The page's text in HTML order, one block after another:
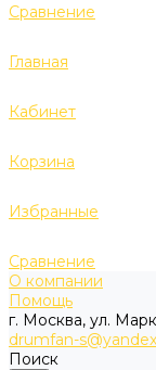
Сравнение
Главная
Кабинет
Корзина
Избранные
Сравнение
О компании
Помощь
г. Москва, ул.
drumfan-
Поиск